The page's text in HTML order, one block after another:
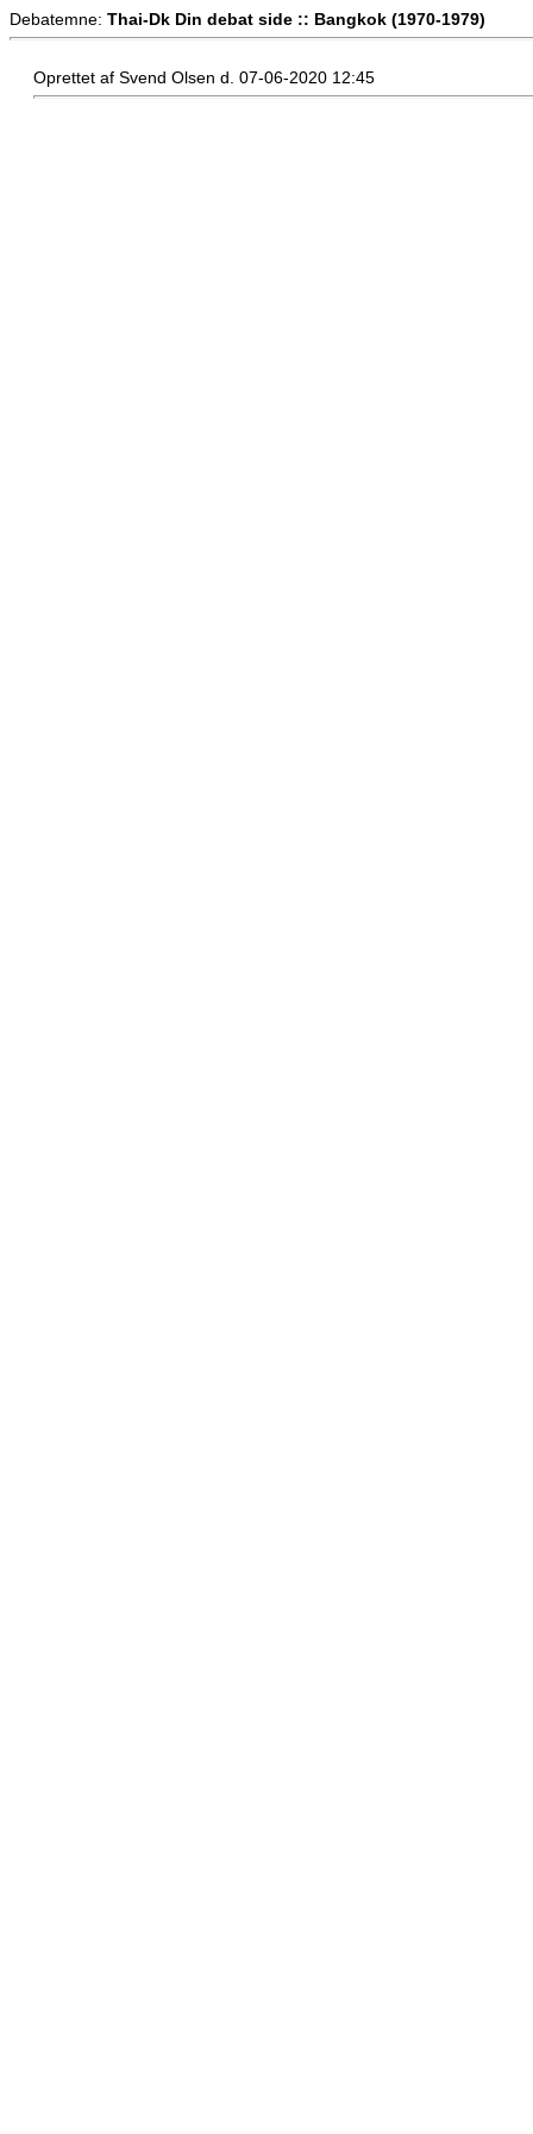
Debatemne: Thai-Dk Din debat side :: Bangkok (1970-1979)
Oprettet af Svend Olsen d. 07-06-2020 12:45